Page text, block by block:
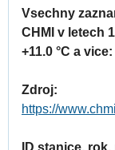
Vsechny
CHMI v letech
+11.0 °C a vice:
Zdroj:
https://